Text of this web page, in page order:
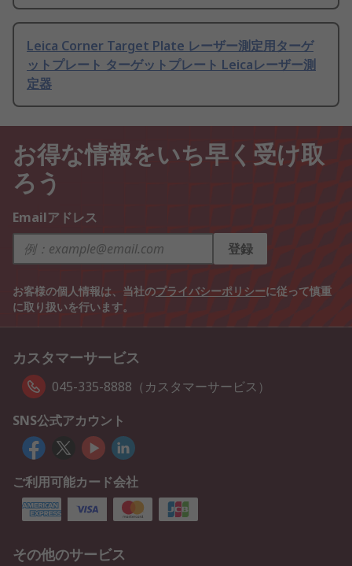
Leica Corner Target Plate レーザー測定用ターゲ
ットプレート ターゲットプレート Leicaレーザー測
定器
お得な情報をいち早く受け取
ろう
Emailアドレス
登録
お客様の個人情報は、当社のプライバシーポリシーに従って慎重
に取り扱いを行います。
カスタマーサービス
045-335-8888（カスタマーサービス）
SNS公式アカウント
ご利用可能カード会社
その他のサービス